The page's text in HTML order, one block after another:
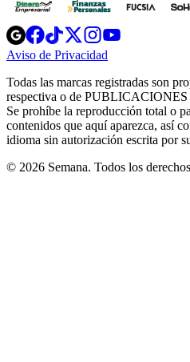
Opens
in
new
Opens
in
new
Opens
in
new
window
Opens
new
windowwindow
Aviso de Privacidad
new
window
Todas las marcas registradas son
respectiva o de
Se prohíbe la reproducción total o
contenidos que aquí aparezca, así
idioma sin autorización escrita por
© 2026 Semana. Todos los